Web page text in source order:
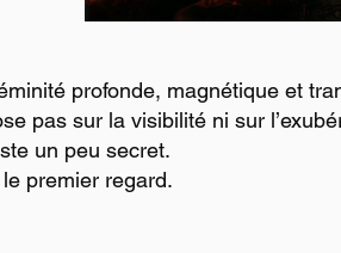
profonde, magnétique et
pas sur la visibilité ni sur
un peu secret.
premier regard.